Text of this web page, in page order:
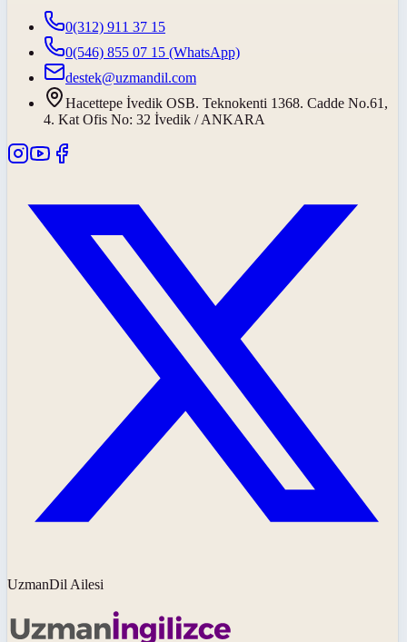
0(312) 911 37 15
0(546) 855 07 15 (WhatsApp)
destek@uzmandil.com
Hacettepe İvedik OSB. Teknokenti 1368. Cadde No.61,
4. Kat Ofis No: 32 İvedik / ANKARA
UzmanDil Ailesi